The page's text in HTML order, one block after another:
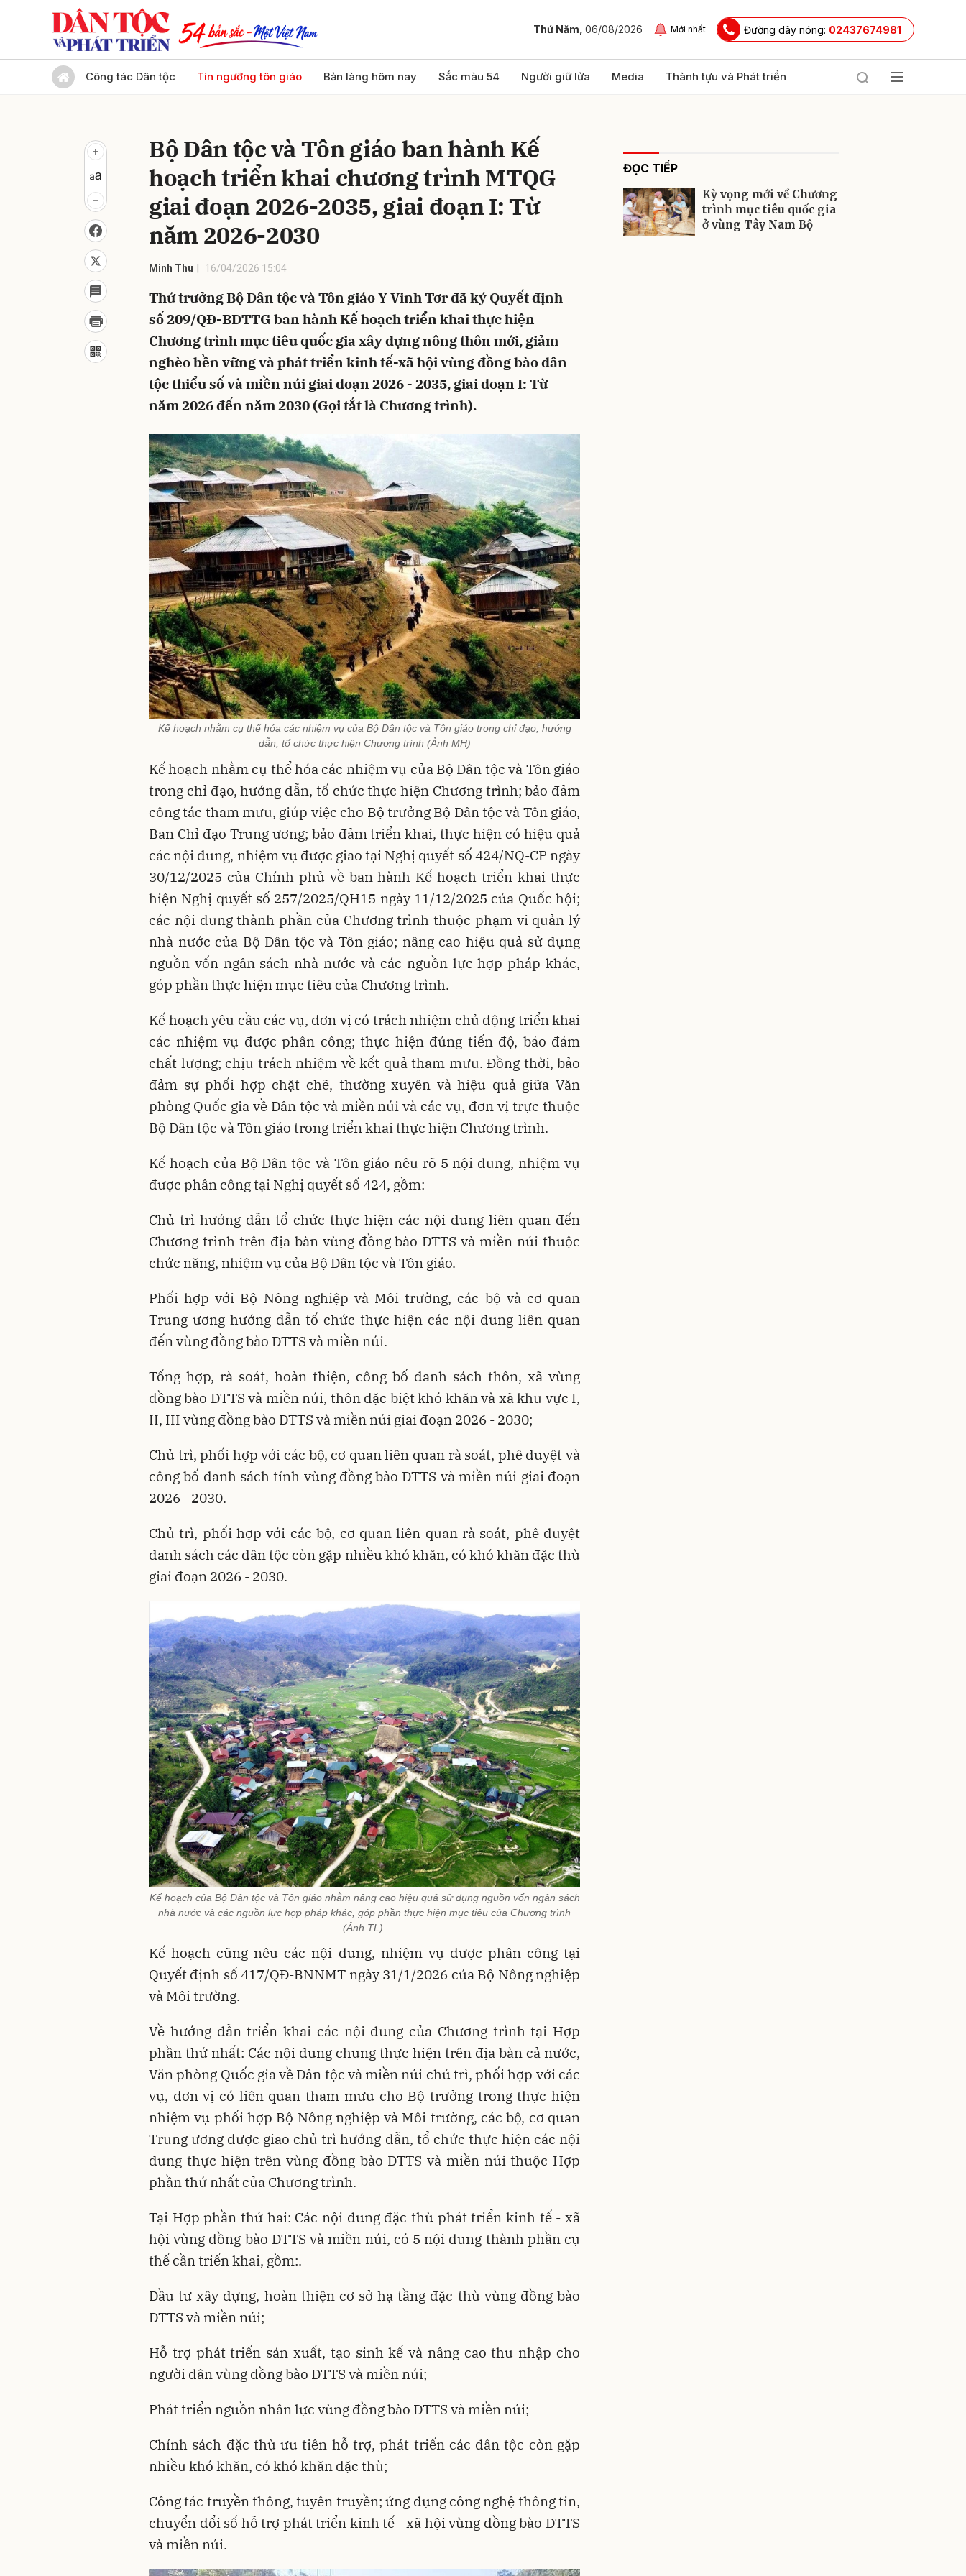
Thứ Năm, 06/08/2026 Mới nhất Đường dây nóng: 02437674981
Công tác Dân tộc Tín ngưỡng tôn giáo Bản làng hôm nay Sắc màu 54 Người giữ lửa Media Thành tựu và Phát triển
Bộ Dân tộc và Tôn giáo ban hành Kế
hoạch triển khai chương trình MTQG
giai đoạn 2026-2035, giai đoạn I: Từ
năm 2026-2030
Minh Thu 16/04/2026 15:04
Thứ trưởng Bộ Dân tộc và Tôn giáo Y Vinh Tơr đã ký Quyết định
số 209/QĐ-BDTTG ban hành Kế hoạch triển khai thực hiện
Chương trình mục tiêu quốc gia xây dựng nông thôn mới, giảm
nghèo bền vững và phát triển kinh tế-xã hội vùng đồng bào dân
tộc thiểu số và miền núi giai đoạn 2026 - 2035, giai đoạn I: Từ
năm 2026 đến năm 2030 (Gọi tắt là Chương trình).
Kế hoạch nhằm cụ thể hóa các nhiệm vụ của Bộ Dân tộc và Tôn giáo trong chỉ đạo, hướng
dẫn, tổ chức thực hiện Chương trình (Ảnh MH)
Kế hoạch nhằm cụ thể hóa các nhiệm vụ của Bộ Dân tộc và Tôn giáo
trong chỉ đạo, hướng dẫn, tổ chức thực hiện Chương trình; bảo đảm
công tác tham mưu, giúp việc cho Bộ trưởng Bộ Dân tộc và Tôn giáo,
Ban Chỉ đạo Trung ương; bảo đảm triển khai, thực hiện có hiệu quả
các nội dung, nhiệm vụ được giao tại Nghị quyết số 424/NQ-CP ngày
30/12/2025 của Chính phủ về ban hành Kế hoạch triển khai thực
hiện Nghị quyết số 257/2025/QH15 ngày 11/12/2025 của Quốc hội;
các nội dung thành phần của Chương trình thuộc phạm vi quản lý
nhà nước của Bộ Dân tộc và Tôn giáo; nâng cao hiệu quả sử dụng
nguồn vốn ngân sách nhà nước và các nguồn lực hợp pháp khác,
góp phần thực hiện mục tiêu của Chương trình.
Kế hoạch yêu cầu các vụ, đơn vị có trách nhiệm chủ động triển khai
các nhiệm vụ được phân công; thực hiện đúng tiến độ, bảo đảm
chất lượng; chịu trách nhiệm về kết quả tham mưu. Đồng thời, bảo
đảm sự phối hợp chặt chẽ, thường xuyên và hiệu quả giữa Văn
phòng Quốc gia về Dân tộc và miền núi và các vụ, đơn vị trực thuộc
Bộ Dân tộc và Tôn giáo trong triển khai thực hiện Chương trình.
Kế hoạch của Bộ Dân tộc và Tôn giáo nêu rõ 5 nội dung, nhiệm vụ
được phân công tại Nghị quyết số 424, gồm:
Chủ trì hướng dẫn tổ chức thực hiện các nội dung liên quan đến
Chương trình trên địa bàn vùng đồng bào DTTS và miền núi thuộc
chức năng, nhiệm vụ của Bộ Dân tộc và Tôn giáo.
Phối hợp với Bộ Nông nghiệp và Môi trường, các bộ và cơ quan
Trung ương hướng dẫn tổ chức thực hiện các nội dung liên quan
đến vùng đồng bào DTTS và miền núi.
Tổng hợp, rà soát, hoàn thiện, công bố danh sách thôn, xã vùng
đồng bào DTTS và miền núi, thôn đặc biệt khó khăn và xã khu vực I,
II, III vùng đồng bào DTTS và miền núi giai đoạn 2026 - 2030;
Chủ trì, phối hợp với các bộ, cơ quan liên quan rà soát, phê duyệt và
công bố danh sách tỉnh vùng đồng bào DTTS và miền núi giai đoạn
2026 - 2030.
Chủ trì, phối hợp với các bộ, cơ quan liên quan rà soát, phê duyệt
danh sách các dân tộc còn gặp nhiều khó khăn, có khó khăn đặc thù
giai đoạn 2026 - 2030.
Kế hoạch của Bộ Dân tộc và Tôn giáo nhằm nâng cao hiệu quả sử dụng nguồn vốn ngân sách
nhà nước và các nguồn lực hợp pháp khác, góp phần thực hiện mục tiêu của Chương trình
(Ảnh TL).
Kế hoạch cũng nêu các nội dung, nhiệm vụ được phân công tại
Quyết định số 417/QĐ-BNNMT ngày 31/1/2026 của Bộ Nông nghiệp
và Môi trường.
Về hướng dẫn triển khai các nội dung của Chương trình tại Hợp
phần thứ nhất: Các nội dung chung thực hiện trên địa bàn cả nước,
Văn phòng Quốc gia về Dân tộc và miền núi chủ trì, phối hợp với các
vụ, đơn vị có liên quan tham mưu cho Bộ trưởng trong thực hiện
nhiệm vụ phối hợp Bộ Nông nghiệp và Môi trường, các bộ, cơ quan
Trung ương được giao chủ trì hướng dẫn, tổ chức thực hiện các nội
dung thực hiện trên vùng đồng bào DTTS và miền núi thuộc Hợp
phần thứ nhất của Chương trình.
Tại Hợp phần thứ hai: Các nội dung đặc thù phát triển kinh tế - xã
hội vùng đồng bào DTTS và miền núi, có 5 nội dung thành phần cụ
thể cần triển khai, gồm:.
Đầu tư xây dựng, hoàn thiện cơ sở hạ tầng đặc thù vùng đồng bào
DTTS và miền núi;
Hỗ trợ phát triển sản xuất, tạo sinh kế và nâng cao thu nhập cho
người dân vùng đồng bào DTTS và miền núi;
Phát triển nguồn nhân lực vùng đồng bào DTTS và miền núi;
Chính sách đặc thù ưu tiên hỗ trợ, phát triển các dân tộc còn gặp
nhiều khó khăn, có khó khăn đặc thù;
Công tác truyền thông, tuyên truyền; ứng dụng công nghệ thông tin,
chuyển đổi số hỗ trợ phát triển kinh tế - xã hội vùng đồng bào DTTS
và miền núi.
ĐỌC TIẾP
Kỳ vọng mới về Chương
trình mục tiêu quốc gia
ở vùng Tây Nam Bộ
Gửi bình luận
Gửi